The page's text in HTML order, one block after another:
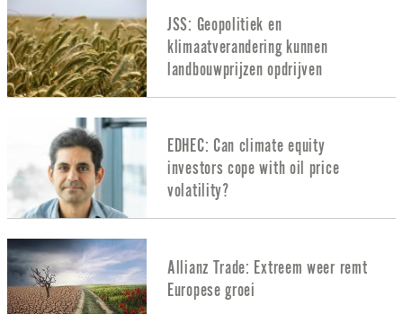
JSS: Geopolitiek en
klimaatverandering kunnen
landbouwprijzen opdrijven
EDHEC: Can climate equity
investors cope with oil price
volatility?
Allianz Trade: Extreem weer remt
Europese groei